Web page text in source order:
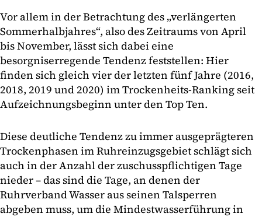
Vor allem in der Betrachtung des „verlängerten
Sommerhalbjahres“, also des Zeitraums von April
bis November, lässt sich dabei eine
besorgniserregende Tendenz feststellen: Hier
finden sich gleich vier der letzten fünf Jahre (2016,
2018, 2019 und 2020) im Trockenheits-Ranking seit
Aufzeichnungsbeginn unter den Top Ten.
Diese deutliche Tendenz zu immer ausgeprägteren
Trockenphasen im Ruhreinzugsgebiet schlägt sich
auch in der Anzahl der zuschusspflichtigen Tage
nieder – das sind die Tage, an denen der
Ruhrverband Wasser aus seinen Talsperren
abgeben muss, um die Mindestwasserführung in